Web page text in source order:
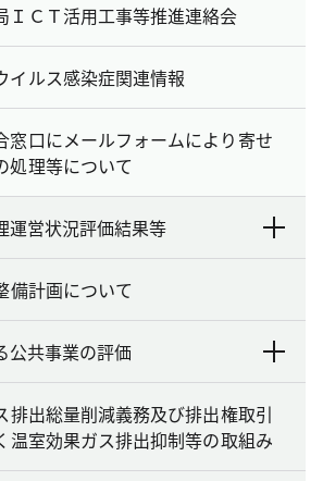
ＩＣＴ活用工事等推進連絡会
イルス感染症関連情報
窓口にメールフォームにより寄せ
処理等について
運営状況評価結果等
備計画について
公共事業の評価
排出総量削減義務及び排出権取引
温室効果ガス排出抑制等の取組み